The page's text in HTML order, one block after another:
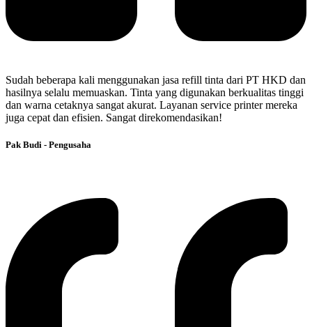
Sudah beberapa kali menggunakan jasa refill tinta dari PT HKD dan
hasilnya selalu memuaskan. Tinta yang digunakan berkualitas tinggi
dan warna cetaknya sangat akurat. Layanan service printer mereka
juga cepat dan efisien. Sangat direkomendasikan!
Pak Budi - Pengusaha